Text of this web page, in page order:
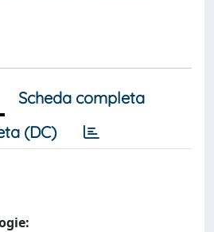
Scheda completa
(DC)